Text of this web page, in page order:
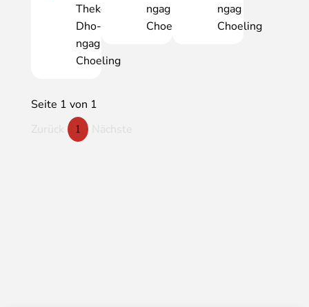
Thekchen
Dho-
ngag
Choeling
ngag
Choeling
ngag
Choeling
Seite 1 von 1
1